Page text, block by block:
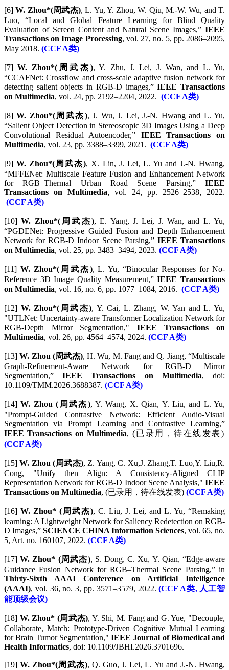
[6]W. Zhou*(周武杰), L. Yu, Y. Zhou, W. Qiu, M.-W. Wu, and T.
Luo, “Local and Global Feature Learning for Blind Quality
Evaluation of Screen Content and Natural Scene Images,” IEEE
Transactions on Image Processing, vol. 27, no. 5, pp. 2086–2095,
May 2018. (CCF A类)
[7] W. Zhou*(周武杰), Y. Zhu, J. Lei, J. Wan, and L. Yu,
“CCAFNet: Crossflow and cross-scale adaptive fusion network for
detecting salient objects in RGB-D images,”IEEE Transactions
on Multimedia, vol. 24, pp. 2192–2204, 2022. (CCF A类)
[8]W. Zhou*(周武杰), J. Wu, J. Lei, J.-N. Hwang and L. Yu,
“Salient Object Detection in Stereoscopic 3D Images Using a Deep
Convolutional Residual Autoencoder,” IEEE Transactions on
Multimedia, vol. 23, pp. 3388–3399, 2021. (CCF A类)
[9]W. Zhou*(周武杰), X. Lin, J. Lei, L. Yu and J.-N. Hwang,
“MFFENet: Multiscale Feature Fusion and Enhancement Network
for RGB–Thermal Urban Road Scene Parsing,”IEEE
Transactions on Multimedia, vol. 24, pp. 2526–2538, 2022.
(CCF A类)
[10]W. Zhou*(周武杰), E. Yang, J. Lei, J. Wan, and L. Yu,
“PGDENet: Progressive Guided Fusion and Depth Enhancement
Network for RGB-D Indoor Scene Parsing,” IEEE Transactions
on Multimedia, vol. 25, pp. 3483–3494, 2023. (CCF A类)
[11] W. Zhou*(周武杰), L. Yu, “Binocular Responses for No-
Reference 3D Image Quality Measurement,”IEEE Transactions
on Multimedia, vol. 16, no. 6, pp. 1077–1084, 2016. (CCF A类)
[12] W. Zhou*(周武杰), Y. Cai, L. Zhang, W. Yan and L. Yu,
"UTLNet: Uncertainty-aware Transformer Localization Network for
RGB-Depth Mirror Segmentation," IEEE Transactions on
Multimedia, vol. 26, pp. 4564–4574, 2024. (CCF A类)
[13]W. Zhou (周武杰), H. Wu, M. Fang and Q. Jiang, “Multiscale
Graph-Refinement-Aware Network for RGB-D Mirror
Segmentation,”IEEE Transactions on Multimedia, doi:
10.1109/TMM.2026.3688387. (CCF A类)
[14] W. Zhou (周武杰), Y. Wang, X. Qian, Y. Liu, and L. Yu,
"Prompt-Guided Contrastive Network: Efficient Audio-Visual
Segmentation via Prompt Learning and Contrastive Learning,”
IEEE Transactions on Multimedia, (已录用，待在线发表)
(CCF A类)
[15]W. Zhou (周武杰), Z. Yang, C. Xu,J. Zhang,T. Luo,Y. Liu,R.
Cong, "Unify then Align: A Consistency-Aligned CLIP
Representation Network for RGB-D Indoor Scene Analysis," IEEE
Transactions on Multimedia, (已录用，待在线发表) (CCF A类)
[16] W. Zhou* (周武杰), C. Liu, J. Lei, and L. Yu, “Remaking
learning: A Lightweight Network for Saliency Redetection on RGB-
D Images,” SCIENCE CHINA Information Sciences, vol. 65, no.
5, Art. no. 160107, 2022. (CCF A类)
[17]W. Zhou* (周武杰), S. Dong, C. Xu, Y. Qian, “Edge-aware
Guidance Fusion Network for RGB–Thermal Scene Parsing,” in
Thirty-Sixth AAAI Conference on Artificial Intelligence
(AAAI), vol. 36, no. 3, pp. 3571–3579, 2022.(CCF A类, 人工智
能顶级会议)
[18] W. Zhou* (周武杰), Y. Shi, M. Fang and G. Yue, "Decouple,
Collaborate, Match: Prototype-Driven Cognitive Mutual Learning
for Brain Tumor Segmentation," IEEE Journal of Biomedical and
Health Informatics, doi: 10.1109/JBHI.2026.3701696.
[19] W. Zhou*(周武杰), Q. Guo, J. Lei, L. Yu and J.-N. Hwang,